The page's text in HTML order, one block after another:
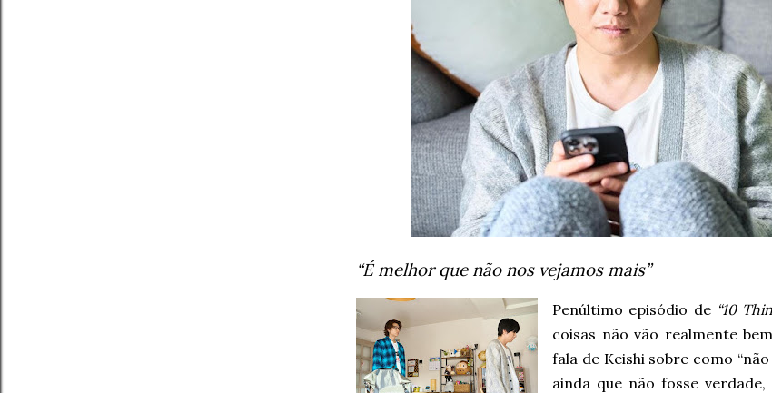
“É melhor que não nos vejamos mais”
Penúltimo episódio de “10
coisas não vão realmente
fala de Keishi sobre como
ainda que não fosse